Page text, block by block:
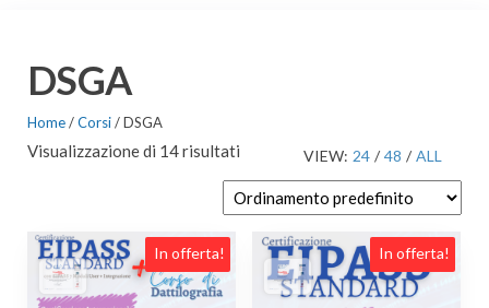
DSGA
Home/Corsi/ DSGA
VIEW: 24 / 48 / ALL
Visualizzazione di 14 risultati
In offerta!
Questo
prodotto
ha
In offerta!
Questo
prodotto